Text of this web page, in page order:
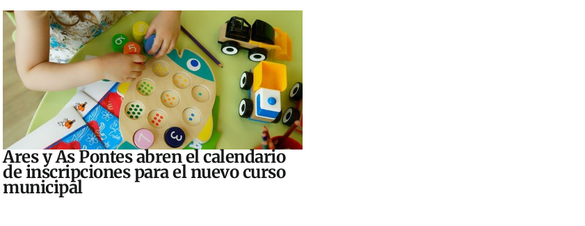
Ares y As Pontes abren el calendario
de inscripciones para el nuevo curso
municipal